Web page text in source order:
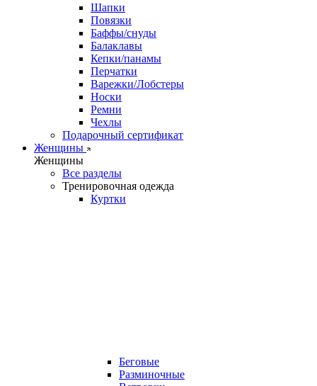
Шапки
Повязки
Баффы/снуды
Балаклавы
Кепки/панамы
Перчатки
Варежки/Лобстеры
Носки
Ремни
Чехлы
Подарочный сертификат
Женщины
Женщины
Все разделы
Тренировочная одежда
Куртки
Беговые
Разминочные